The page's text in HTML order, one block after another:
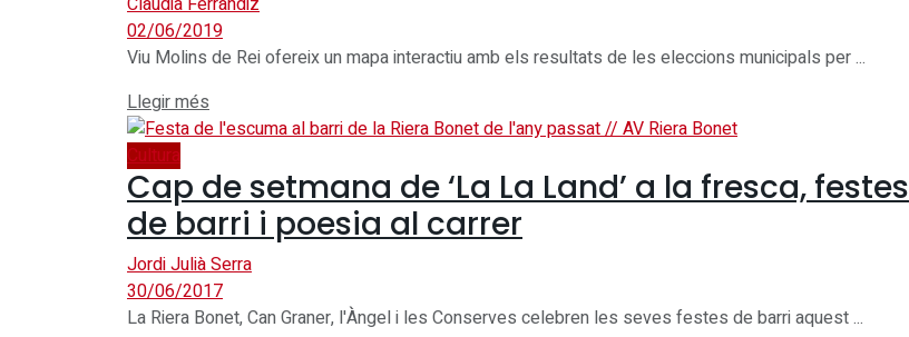
02/06/2019
Viu Molins de Rei ofereix un mapa interactiu amb els resultats de les eleccions municipals per ...
Llegir més
Cultura
Cap de setmana de ‘La La Land’ a la fresca, festes
de barri i poesia al carrer
Jordi Julià Serra
30/06/2017
La Riera Bonet, Can Graner, l'Àngel i les Conserves celebren les seves festes de barri aquest ...